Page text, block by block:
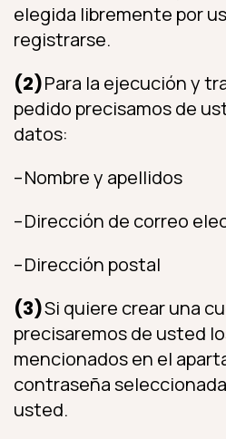
elegida libremente por
registrarse.
(2)Para la ejecución y
pedido precisamos de
datos:
– Nombre y apellidos
– Dirección de correo
– Dirección postal
(3)Si quiere crear una
precisaremos de usted
mencionados en el
contraseña
usted.